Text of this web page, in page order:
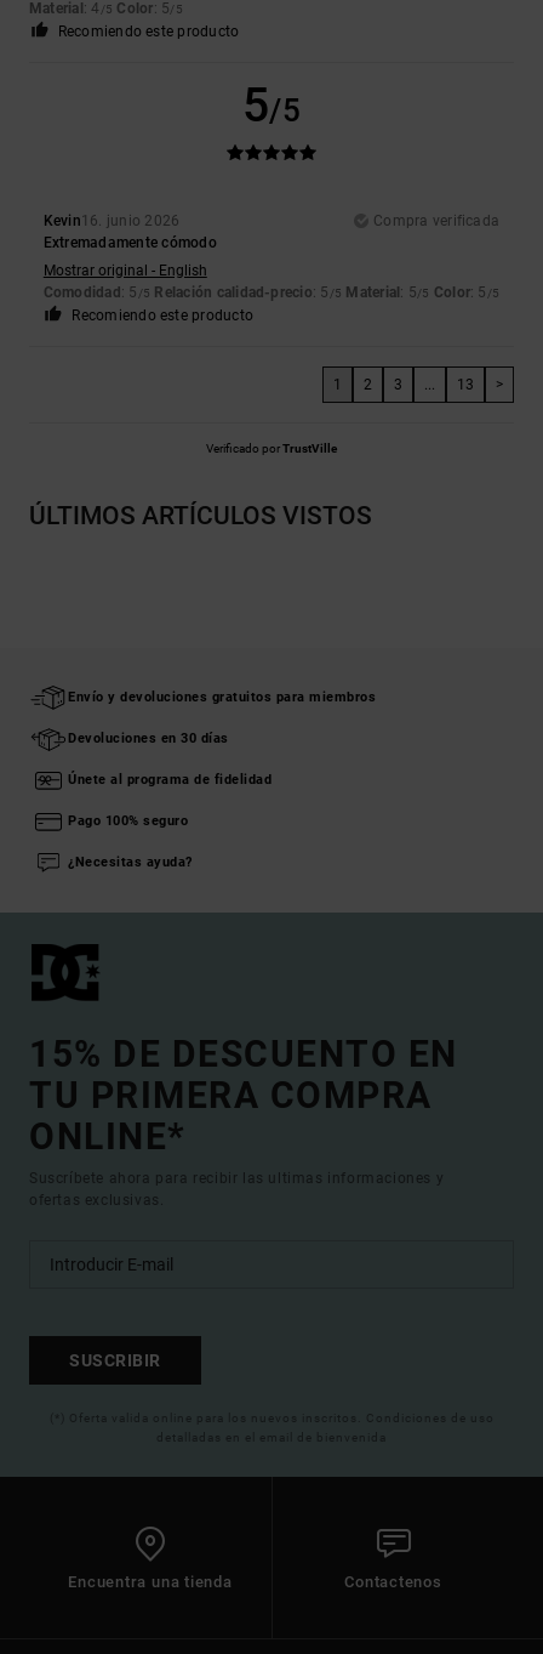
Material: 4 /5 Color: 5/5
Recomiendo este producto
5/5
Kevin16. junio 2026
Compra verificada
Extremadamente cómodo
Mostrar original - English
Comodidad: 5 /5 Relación calidad-precio: 5 /5 Material: 5/5 Color: 5 /5
Recomiendo este producto
1 2 3 13 >
Verificado porTrustVille
ÚLTIMOS ARTÍCULOS VISTOS
Envío y devoluciones gratuitos para miembros
Devoluciones en 30 días
Únete al programa de fidelidad
Pago 100% seguro
¿Necesitas ayuda?
15% DE DESCUENTO EN
TU PRIMERA COMPRA
ONLINE*
Suscríbete ahora para recibir las ultimas informaciones y
ofertas exclusivas.
SUSCRIBIR
(*) Oferta valida online para los nuevos inscritos. Condiciones de uso
detalladas en el email de bienvenida
Encuentra una tienda Contactenos